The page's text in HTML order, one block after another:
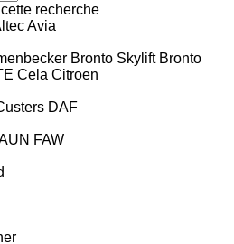
recherche
Avia
Bronto Skylift Bronto
Cela Citroen
DAF
FAW